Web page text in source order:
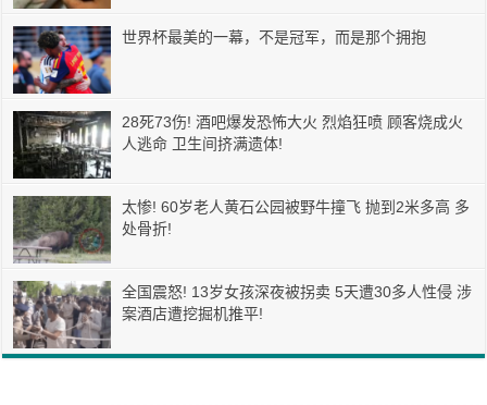
世界杯最美的一幕，不是冠军，而是那个拥抱
28死73伤! 酒吧爆发恐怖大火 烈焰狂喷 顾客烧成火
人逃命 卫生间挤满遗体!
太惨! 60岁老人黄石公园被野牛撞飞 抛到2米多高 多
处骨折!
全国震怒! 13岁女孩深夜被拐卖 5天遭30多人性侵 涉
案酒店遭挖掘机推平!